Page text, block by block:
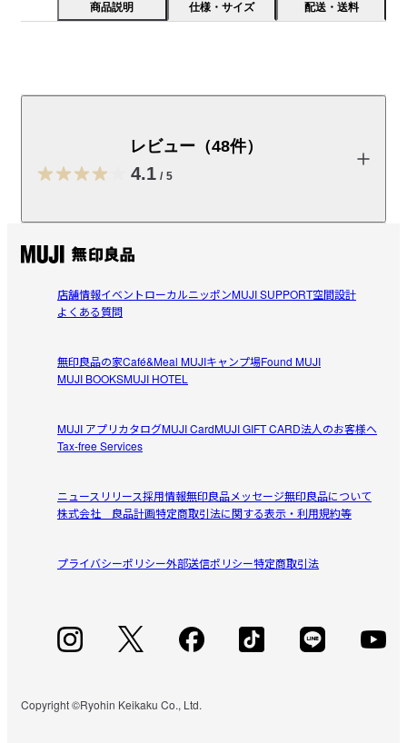
商品説明 仕様・サイズ 配送・送料
につき個体差
取扱説明書
受取手段店舗受け取り可・コンビニ受け取り不可
一部店舗受け取り可能
レビュー（48件）
4.1 / 5
azu
2026/06/25
シンプルで良い
すぐ飽きるかもしれませんので、もし飽きた場合は別の用
ki
シンプル1番
安い物でもないし。
参考になった（1人）
して置きました。子供の宿題や自分の書き物、パソコンや
参考になった（2人）
店舗情報イベントローカルニッポンMUJI SUPPORT空間設計
よくある質問
無印良品の家Café&Meal MUJIキャンプ場Found MUJI
MUJI BOOKSMUJI HOTEL
MUJI アプリカタログMUJI CardMUJI GIFT CARD法人のお客様へ
Tax-free Services
ニュースリリース採用情報無印良品メッセージ無印良品について
株式会社 良品計画特定商取引法に関する表示・利用規約等
プライバシーポリシー外部送信ポリシー特定商取引法
Copyright ©Ryohin Keikaku Co., Ltd.